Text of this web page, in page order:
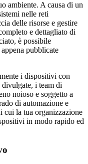
ambiente. A causa di un
nelle reti
delle risorse e gestire
e dettagliato di
è possibile
pubblicate
i dispositivi con
i team di
noioso e soggetto a
di automazione e
cui la tua organizzazione
in modo rapido ed